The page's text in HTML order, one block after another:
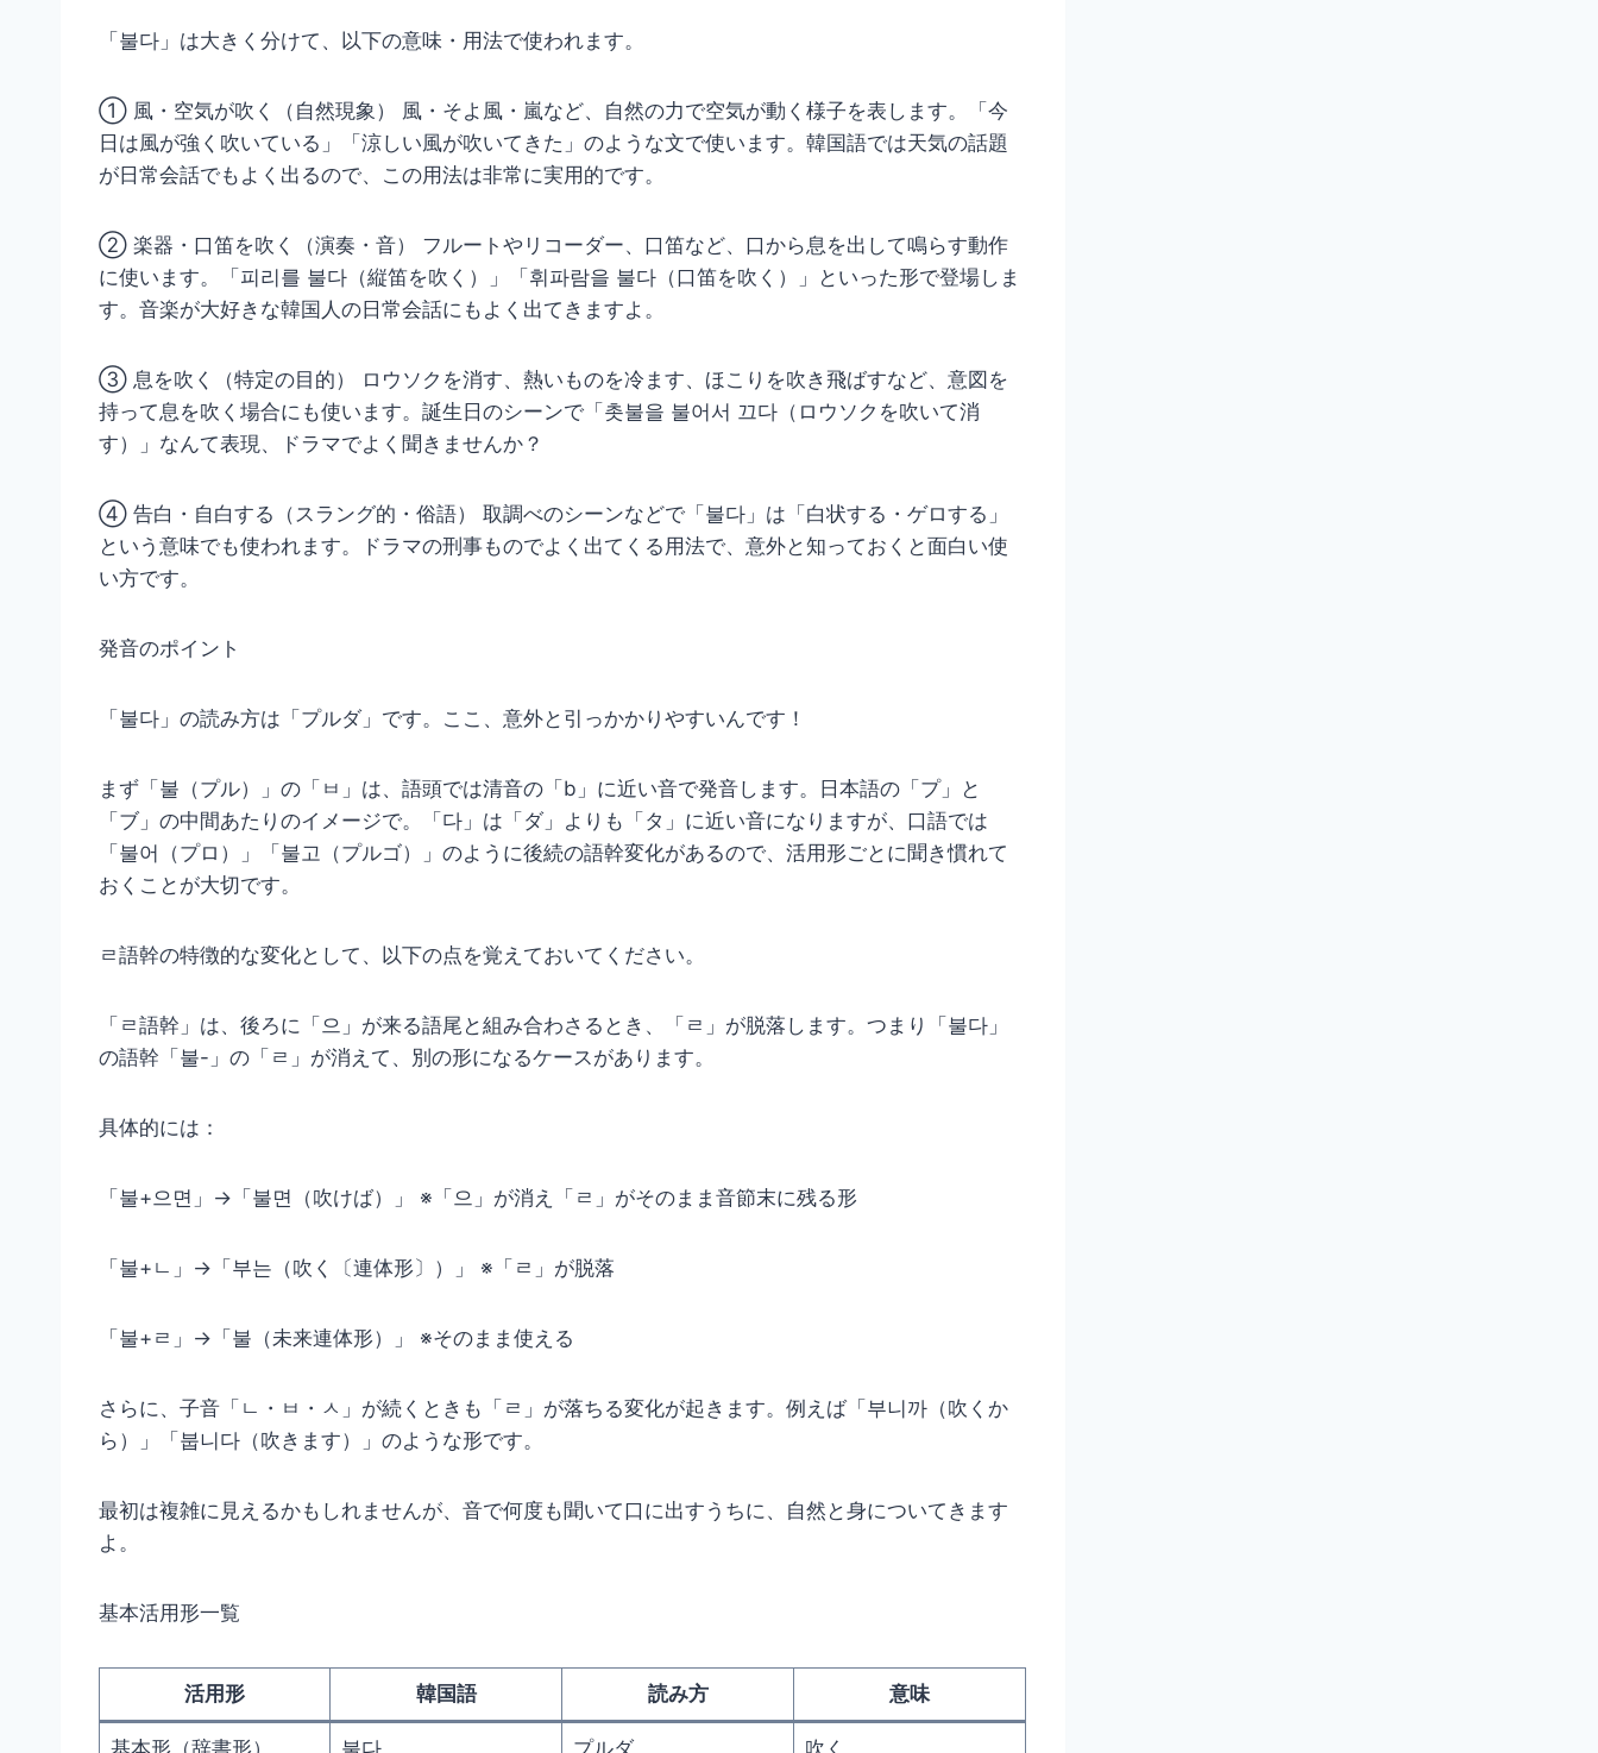
「불다」は大きく分けて、以下の意味・用法で使われます。
① 風・空気が吹く（自然現象） 風・そよ風・嵐など、自然の力で空気が動く様子を表します。「今
日は風が強く吹いている」「涼しい風が吹いてきた」のような文で使います。韓国語では天気の話題
が日常会話でもよく出るので、この用法は非常に実用的です。
② 楽器・口笛を吹く（演奏・音） フルートやリコーダー、口笛など、口から息を出して鳴らす動作
に使います。「피리를 불다（縦笛を吹く）」「휘파람을 불다（口笛を吹く）」といった形で登場しま
す。音楽が大好きな韓国人の日常会話にもよく出てきますよ。
③ 息を吹く（特定の目的） ロウソクを消す、熱いものを冷ます、ほこりを吹き飛ばすなど、意図を
持って息を吹く場合にも使います。誕生日のシーンで「촛불을 불어서 끄다（ロウソクを吹いて消
す）」なんて表現、ドラマでよく聞きませんか？
④ 告白・自白する（スラング的・俗語） 取調べのシーンなどで「불다」は「白状する・ゲロする」
という意味でも使われます。ドラマの刑事ものでよく出てくる用法で、意外と知っておくと面白い使
い方です。
発音のポイント
「불다」の読み方は「プルダ」です。ここ、意外と引っかかりやすいんです！
まず「불（プル）」の「ㅂ」は、語頭では清音の「b」に近い音で発音します。日本語の「プ」と
「ブ」の中間あたりのイメージで。「다」は「ダ」よりも「タ」に近い音になりますが、口語では
「불어（プロ）」「불고（プルゴ）」のように後続の語幹変化があるので、活用形ごとに聞き慣れて
おくことが大切です。
ㄹ語幹の特徴的な変化として、以下の点を覚えておいてください。
「ㄹ語幹」は、後ろに「으」が来る語尾と組み合わさるとき、「ㄹ」が脱落します。つまり「불다」
の語幹「불-」の「ㄹ」が消えて、別の形になるケースがあります。
具体的には：
「불+으면」→「불면（吹けば）」 ※「으」が消え「ㄹ」がそのまま音節末に残る形
「불+ㄴ」→「부는（吹く〔連体形〕）」 ※「ㄹ」が脱落
「불+ㄹ」→「불（未来連体形）」 ※そのまま使える
さらに、子音「ㄴ・ㅂ・ㅅ」が続くときも「ㄹ」が落ちる変化が起きます。例えば「부니까（吹くか
ら）」「붑니다（吹きます）」のような形です。
最初は複雑に見えるかもしれませんが、音で何度も聞いて口に出すうちに、自然と身についてきます
よ。
基本活用形一覧
活用形 韓国語 読み方 意味